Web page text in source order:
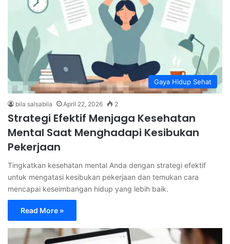
Gaya Hidup Sehat
bila salsabila April 22, 2026 2
Strategi Efektif Menjaga Kesehatan
Mental Saat Menghadapi Kesibukan
Pekerjaan
Tingkatkan kesehatan mental Anda dengan strategi efektif
untuk mengatasi kesibukan pekerjaan dan temukan cara
mencapai keseimbangan hidup yang lebih baik.
Read More »